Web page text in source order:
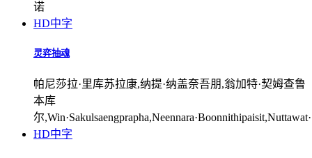
诺
HD中字
灵弈抽魂
帕尼莎拉·里库苏拉康,纳提·纳盖奈吾朋,翁加特·契姆查鲁
本库
尔
HD中字